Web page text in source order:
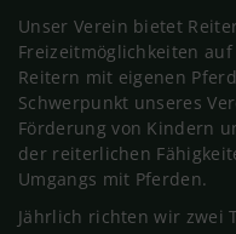
Unser Verein bietet
Freizeitmöglichkeiten
Reitern mit eigenen
Schwerpunkt unseres
Förderung von Kindern
der reiterlichen
Umgangs mit Pferden.
Jährlich richten wir zwei